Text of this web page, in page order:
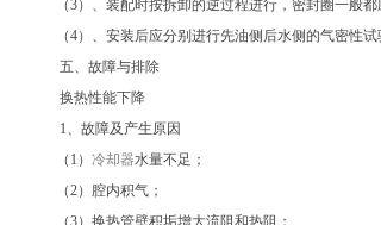
（3）、装配时按拆卸的逆过程进行，密封圈一般都
（4）、安装后应分别进行先油侧后水侧的气密性试
五、故障与排除
换热性能下降
1、故障及产生原因
（1） 冷却器水量不足；
（2）腔内积气；
（3）换热管壁积垢增大流阻和热阻；